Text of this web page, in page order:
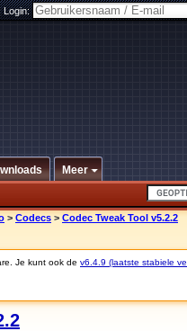
Login:
Meer
> Codecs > Codec Tweak Tool v5.2.2
Je kunt ook de v6.4.9 (laatste stabiele